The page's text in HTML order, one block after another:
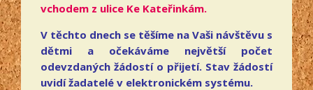
vchodem z ulice Ke Kateřinkám.
V těchto dnech se těšíme na Vaši návštěvu s
dětmi a očekáváme největší počet
odevzdaných žádostí o přijetí. Stav žádostí
uvidí žadatelé v elektronickém systému.